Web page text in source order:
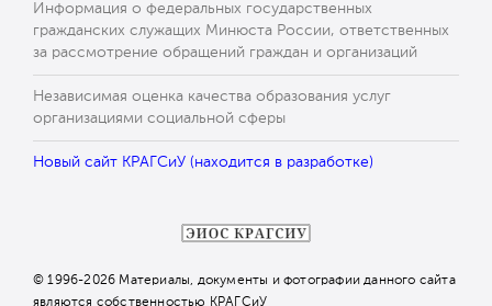
Информация о федеральных государственных
гражданских служащих Минюста России, ответственных
за рассмотрение обращений граждан и организаций
Независимая оценка качества образования услуг
организациями социальной сферы
Новый сайт КРАГСиУ (находится в разработке)
© 1996-2026 Материалы, документы и фотографии данного сайта
являются собственностью КРАГСиУ